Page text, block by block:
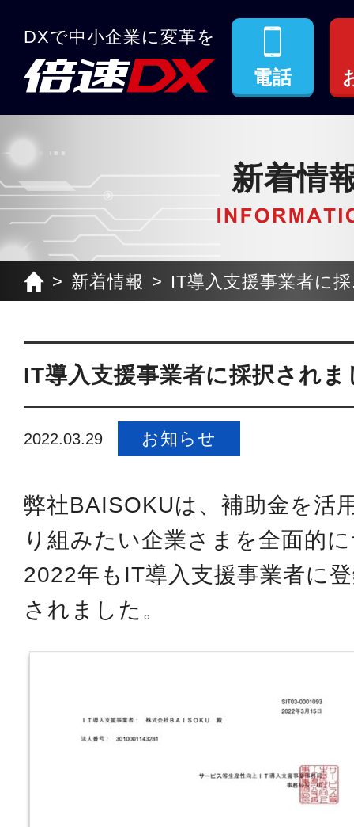
DXで中小企業に変革を
電話
新着情
新着情報 IT導入支援事業者に
IT導入支援事業者に採択されま
2022.03.29 お知らせ
弊社BAISOKUは、補助金を活
り組みたい企業さまを全面的
2022年もIT導入支援事業者に
されました。